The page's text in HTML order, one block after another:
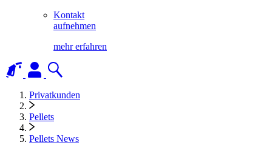
Kontakt
aufnehmen
mehr erfahren
Privatkunden
Pellets
Pellets News